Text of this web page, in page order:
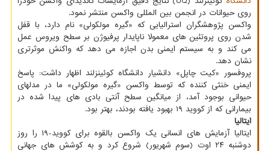
روی حیوانات در انجمن بین المللی واکسن منتشر نمود.
واکسن پژوهشگران استرالیایی که «گیره مولکولی» نام دارد، با قفل
شدن روی پروتئین های معمولا ناپایدار پرفیوژن بر سطح ویروس عمل
می کند و به سیستم ایمنی بدن اجازه می دهد که واکنش موثرتری
نشان دهد.
پروفسور «کیت چاپل» دانشیار دانشگاه کوئینزلند اظهار داشت: پاسخ
ایمنی خنثی کننده که توسط واکسن «گیره مولکولی» ما در مدلهای
حیوانی بوجود آمد، از میانگین سطح آنتی بادی های پیدا شده در
بیمارانی که از کووید ۱۹ بهبود یافته بودند، بهتر بود.
ایتالیا
ایتالیا آزمایش های انسانی یک واکسن بالقوه برای کووید-۱۹ را روز
دوشنبه ۲۴ اوت (سوم شهریور) شروع کرد و به کوشش های جهانی